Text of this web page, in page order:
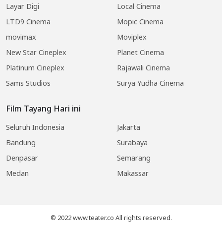
Layar Digi
Local Cinema
LTD9 Cinema
Mopic Cinema
movimax
Moviplex
New Star Cineplex
Planet Cinema
Platinum Cineplex
Rajawali Cinema
Sams Studios
Surya Yudha Cinema
Film Tayang Hari ini
Seluruh Indonesia
Jakarta
Bandung
Surabaya
Denpasar
Semarang
Medan
Makassar
© 2022 www.teater.co All rights reserved.